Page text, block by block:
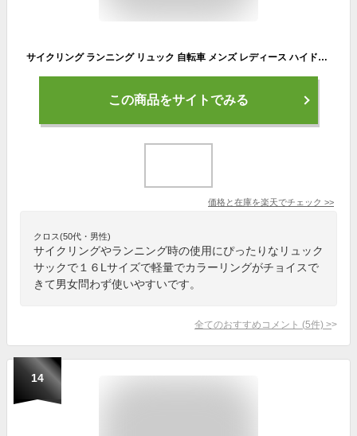
サイクリング ランニング リュック 自転車 メンズ レディース ハイドレーションパック対応 16L 登山 軽量 ハイドレーションバッグ ランニングリュック サイクリングリュック トレイルランニング ヘルメットホルダー アウトドア スポーツ デイパック ユニセックス PBG2
この商品をサイトでみる
価格と在庫を楽天でチェック >>
クロス(50代・男性)
サイクリングやランニング時の使用にぴったりなリュック
サックで１６Lサイズで軽量でカラーリングがチョイスで
きて男女問わず使いやすいです。
全てのおすすめコメント (5件) >
14